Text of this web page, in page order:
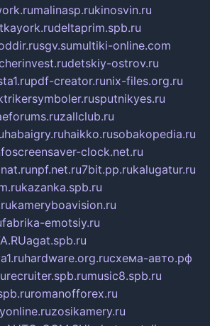
malinasp.rukinosvin.ru
deltaprim.spb.ru
sgv.sumultiki-online.com
detskiy-ostrov.ru
pdf-creator.runix-files.org.ru
sputnikyes.ru
zallclub.ru
habaigry.ruhaikko.rusobakopedia.ru
screensaver-clock.net.ru
npf.net.ru7bit.pp.rukalugatur.ru
kazanka.spb.ru
kameryboavision.ru
fabrika-emotsiy.ru
agat.spb.ru
hardware.org.ruсхема-авто.рф
recruiter.spb.rumusic8.spb.ru
romanofforex.ru
zosikamery.ru